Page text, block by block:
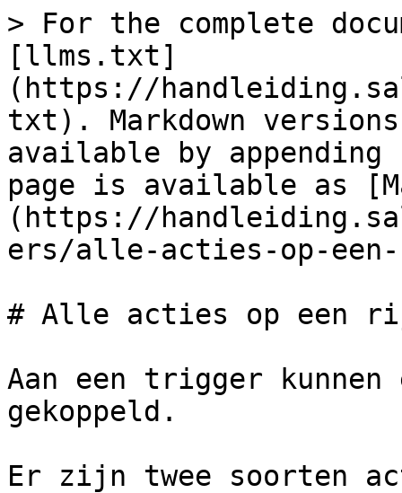
> For the complete
[llms.txt]
(https://
txt). Markdown
available by
page is available as
(https://
ers/alle-acties-op-
# Alle acties op een
Aan een trigger kunnen
gekoppeld.
Er zijn twee soorten